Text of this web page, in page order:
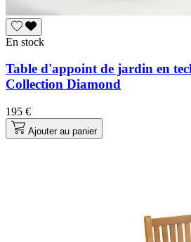
En stock
Table d'appoint de jardin en
Collection Diamond
195 €
Ajouter au panier